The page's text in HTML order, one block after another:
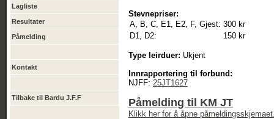
Lagliste
Resultater
Påmelding
Kontakt
Tilbake til Bardu J.F.F
Stevnepriser:
A, B, C, E1, E2, F, Gjest: 300 kr
D1, D2:
150 kr
Type leirduer: Ukjent
Innrapportering til forbund:
NJFF: 25JT1627
Påmelding til KM JT
Klikk her for å åpne